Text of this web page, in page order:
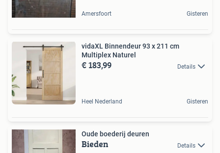
Amersfoort Gisteren
vidaXL Binnendeur 93 x 211 cm
Multiplex Naturel
€ 183,99 Details
Heel Nederland Gisteren
Oude boederij deuren
Bieden Details